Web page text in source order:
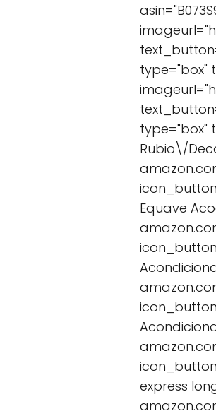
type="box"
type="box"
Rubio\/
Equave
express